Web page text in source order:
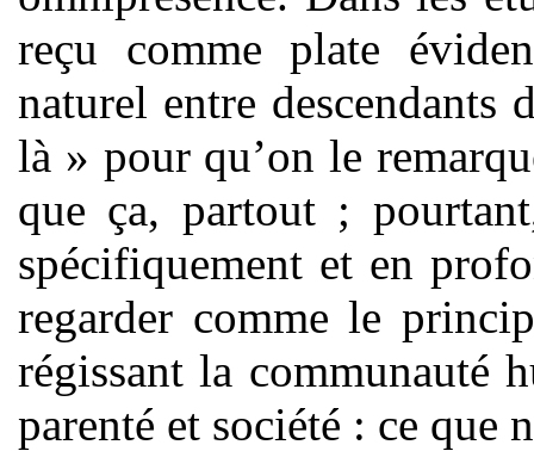
reçu comme plate
naturel entre
là » pour qu’on le
que ça, partout ;
spécifiquement et en
regarder comme le
régissant la communauté
parenté et société : ce que